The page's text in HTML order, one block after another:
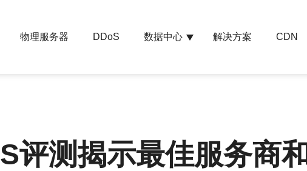
物理服务器 DDoS 数据中心 解决方案 CDN
评测揭示最佳服务商